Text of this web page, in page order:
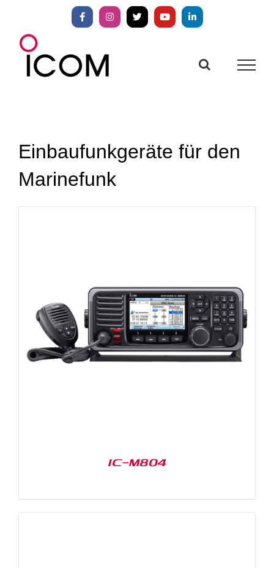
springen
FacebookInstagram
X YouTubeLinkedIn
Einbaufunkgeräte für den
Marinefunk
IC-M804